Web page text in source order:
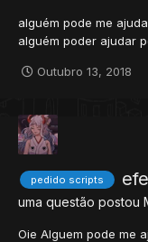
alguém pode me
alguém poder ajudar
Outubro 13, 2018
pedido scripts
uma questão postou
Oie Alguem pode me